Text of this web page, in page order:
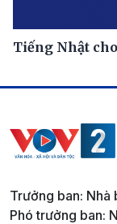
Tiếng Nhật
Trưởng ban: Nhà
Phó trưởng ban: